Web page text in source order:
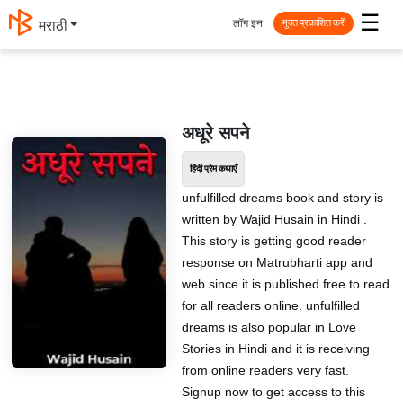
मराठी ☰
लॉग इन मुक्त प्रकाशित करें
अधूरे सपने
हिंदी प्रेम कथाएँ
unfulfilled dreams book and story is
written by Wajid Husain in Hindi .
This story is getting good reader
response on Matrubharti app and
web since it is published free to read
for all readers online. unfulfilled
dreams is also popular in Love
Stories in Hindi and it is receiving
from online readers very fast.
Signup now to get access to this